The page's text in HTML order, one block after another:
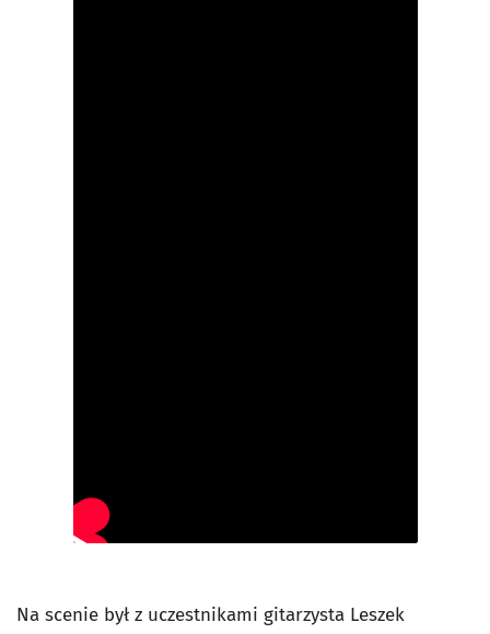
Na scenie był z uczestnikami gitarzysta Leszek